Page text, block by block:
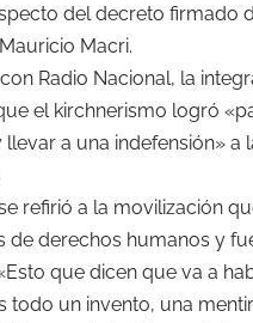
del decreto firmado
Macri.
Radio Nacional, la
el kirchnerismo logró
a una indefensión» a
refirió a la movilización
de derechos humanos y
que dicen que va a
todo un invento, una